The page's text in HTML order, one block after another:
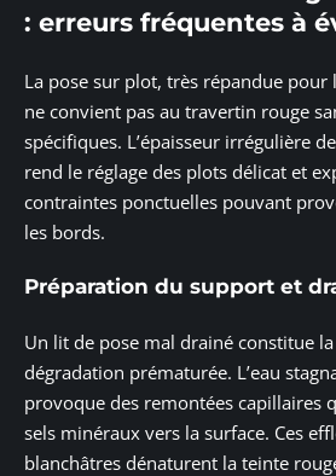
: erreurs fréquentes à
La pose sur plot, très répandue pour
ne convient pas au travertin rouge
spécifiques. L’épaisseur irrégulière
rend le réglage des plots délicat et
contraintes ponctuelles pouvant
les bords.
Préparation du support et
Un lit de pose mal drainé constitue
dégradation prématurée. L’eau
provoque des remontées capillaires
sels minéraux vers la surface. Ces
blanchâtres dénaturent la teinte